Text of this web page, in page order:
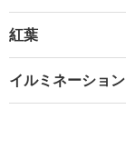
紅葉
イルミネーション